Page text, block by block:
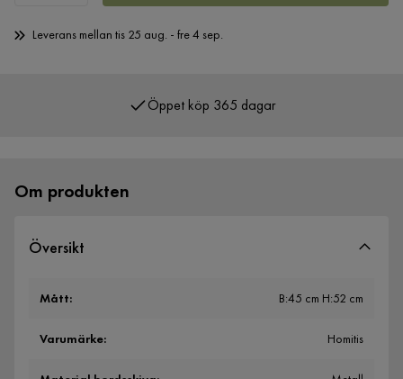
Leverans mellan tis 25 aug. - fre 4 sep.
Över 400 000 nöjda kunder
Om produkten
Översikt
Mått: B:45 cm H:52 cm
Varumärke: Homitis